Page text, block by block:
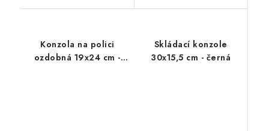
Konzola na polici
ozdobná 19x24 cm -
Skládací konzole
30x15,5 cm - černá